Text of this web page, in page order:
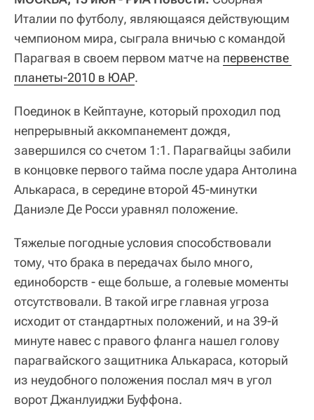
Италии по футболу, являющаяся действующим
чемпионом мира, сыграла вничью с командой
Парагвая в своем первом матче на первенстве
планеты-2010 в ЮАР.
Поединок в Кейптауне, который проходил под
непрерывный аккомпанемент дождя,
завершился со счетом 1:1. Парагвайцы забили
в концовке первого тайма после удара Антолина
Алькараса, в середине второй 45-минутки
Даниэле Де Росси уравнял положение.
Тяжелые погодные условия способствовали
тому, что брака в передачах было много,
единоборств - еще больше, а голевые моменты
отсутствовали. В такой игре главная угроза
исходит от стандартных положений, и на 39-й
минуте навес с правого фланга нашел голову
парагвайского защитника Алькараса, который
из неудобного положения послал мяч в угол
ворот Джанлуиджи Буффона.